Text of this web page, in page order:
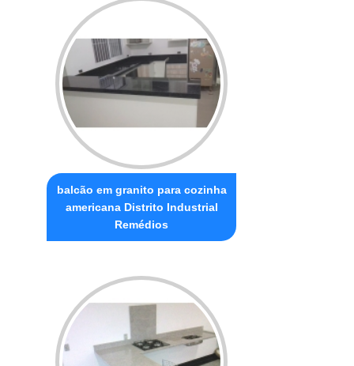
balcão em granito para cozinha
americana Distrito Industrial
Remédios